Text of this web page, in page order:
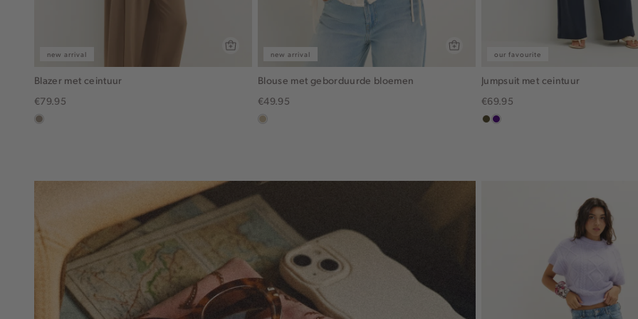
new arrival
Blazer met ceintuur
€79.95
taupe,
new arrival
Blouse met geborduurde bloemen
€49.95
lichtzand
our favourite
Jumpsuit met ceintuur
€69.95
groen,
indigo